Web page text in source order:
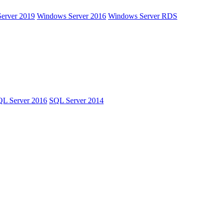
2019 Windows Server 2016 Windows Server RDS
Server 2016 SQL Server 2014